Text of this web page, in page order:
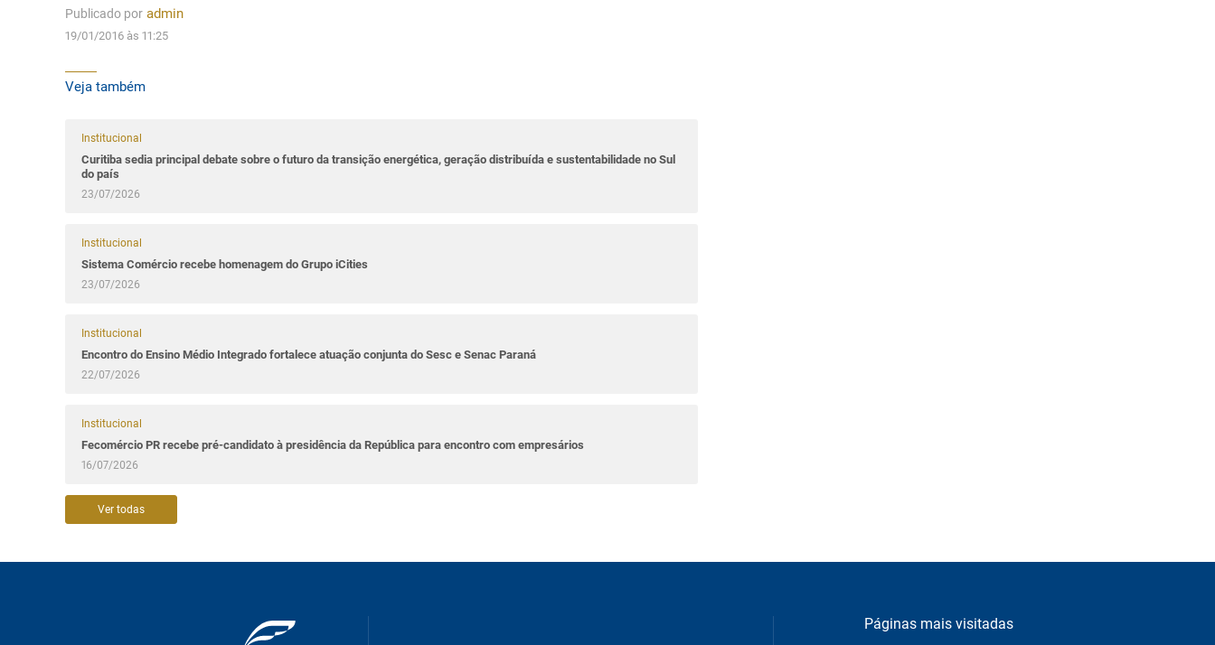
Publicado por admin
19/01/2016 às 11:25
Veja também
Institucional
Curitiba sedia principal debate sobre o futuro da transição energética, geração distribuída e sustentabilidade no Sul
do país
23/07/2026
Institucional
Sistema Comércio recebe homenagem do Grupo iCities
23/07/2026
Institucional
Encontro do Ensino Médio Integrado fortalece atuação conjunta do Sesc e Senac Paraná
22/07/2026
Institucional
Fecomércio PR recebe pré-candidato à presidência da República para encontro com empresários
16/07/2026
Ver todas
Páginas mais visitadas